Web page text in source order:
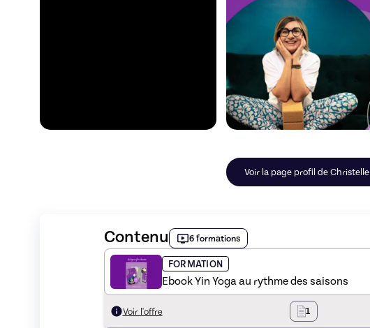
Voir la page profil de Christelle
Contenu 6 formations
FORMATION
Ebook Yin Yoga au rythme des saisons
Voir l'offre 1